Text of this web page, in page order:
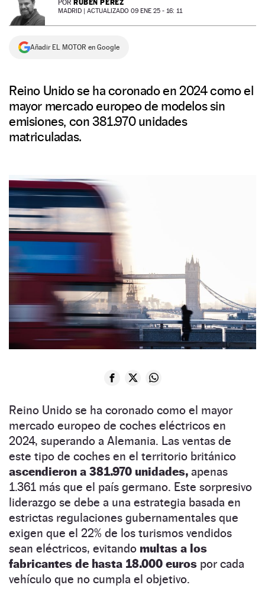
NEWSLETTER
SÍGUENOS
POR RUBÉN PÉREZ
MADRID | ACTUALIZADO 09 ENE 25 - 16: 11
Añadir EL MOTOR en Google
Reino Unido se ha coronado en 2024 como el
mayor mercado europeo de modelos sin
emisiones, con 381.970 unidades
matriculadas.
Reino Unido se ha coronado como el mayor
mercado europeo de coches eléctricos en
2024, superando a Alemania. Las ventas de
este tipo de coches en el territorio británico
ascendieron a 381.970 unidades, apenas
1.361 más que el país germano. Este sorpresivo
liderazgo se debe a una estrategia basada en
estrictas regulaciones gubernamentales que
exigen que el 22% de los turismos vendidos
sean eléctricos, evitando multas a los
fabricantes de hasta 18.000 euros por cada
vehículo que no cumpla el objetivo.